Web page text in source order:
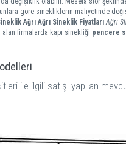
göre sinekliklerin maliyetinde
Ağrı Ağrı Sineklik Fiyatları Ağrı
alan firmalarda kapı sinekliği pencere
ile ilgili satışı yapılan